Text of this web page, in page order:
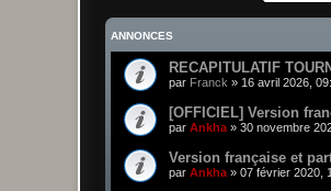
ANNONCES
RECAPITULATIF
par Franck » 16 avril 2026,
[OFFICIEL] Version
par Ankha » 30 novembre
Version française et
par Ankha » 07 février 2020,